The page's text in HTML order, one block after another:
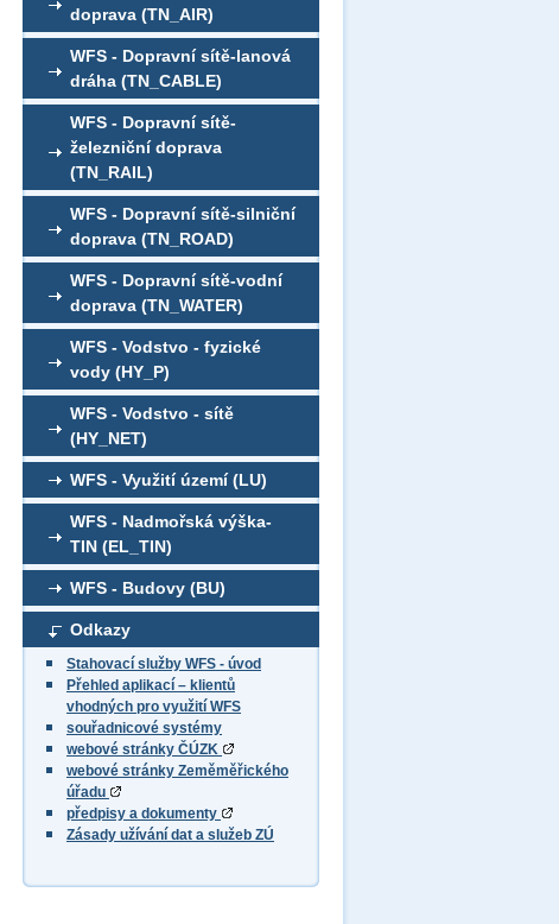
doprava (TN_AIR)
WFS - Dopravní sítě-lanová
dráha (TN_CABLE)
WFS - Dopravní sítě-
železniční doprava
(TN_RAIL)
WFS - Dopravní sítě-silniční
doprava (TN_ROAD)
WFS - Dopravní sítě-vodní
doprava (TN_WATER)
WFS - Vodstvo - fyzické
vody (HY_P)
WFS - Vodstvo - sítě
(HY_NET)
WFS - Využití území (LU)
WFS - Nadmořská výška-
TIN (EL_TIN)
WFS - Budovy (BU)
Odkazy
Stahovací služby WFS - úvod
Přehled aplikací – klientů
vhodných pro využití WFS
souřadnicové systémy
webové stránky ČÚZK
webové stránky Zeměměřického
úřadu
předpisy a dokumenty
Zásady užívání dat a služeb ZÚ